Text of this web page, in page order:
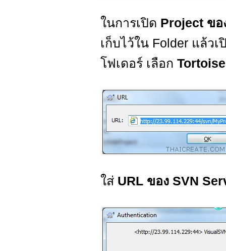
ในการเปิด Project ขอ
เก็บไว้ใน Folder แล้ว
โฟเดอร์ เลือก
ใส่ URL ของ SVN